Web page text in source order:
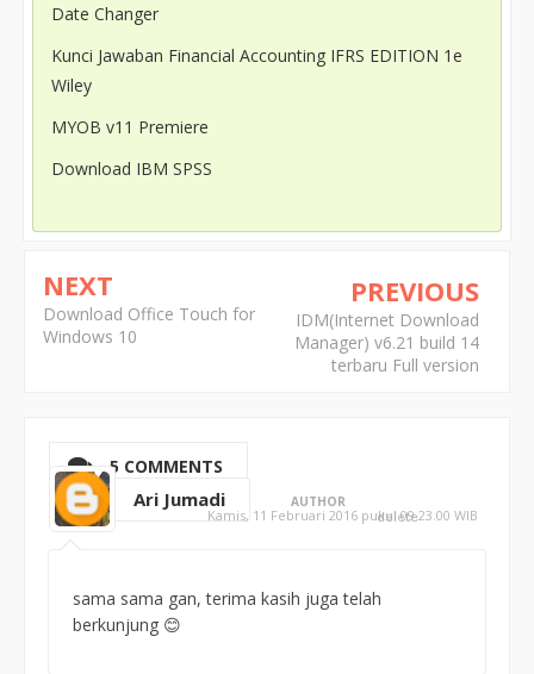
Date Changer
Kunci Jawaban Financial Accounting IFRS EDITION 1e
Wiley
MYOB v11 Premiere
Download IBM SPSS
NEXT
Download Office Touch for
Windows 10
PREVIOUS
IDM(Internet Download
Manager) v6.21 build 14
terbaru Full version
5 COMMENTS
Ari Jumadi AUTHOR
Kamis, 11 Februari 2016 pukul 09.23.00 WIB
delete
sama sama gan, terima kasih juga telah
berkunjung 😊